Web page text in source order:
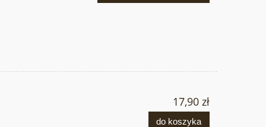
17,90 zł
do koszyka